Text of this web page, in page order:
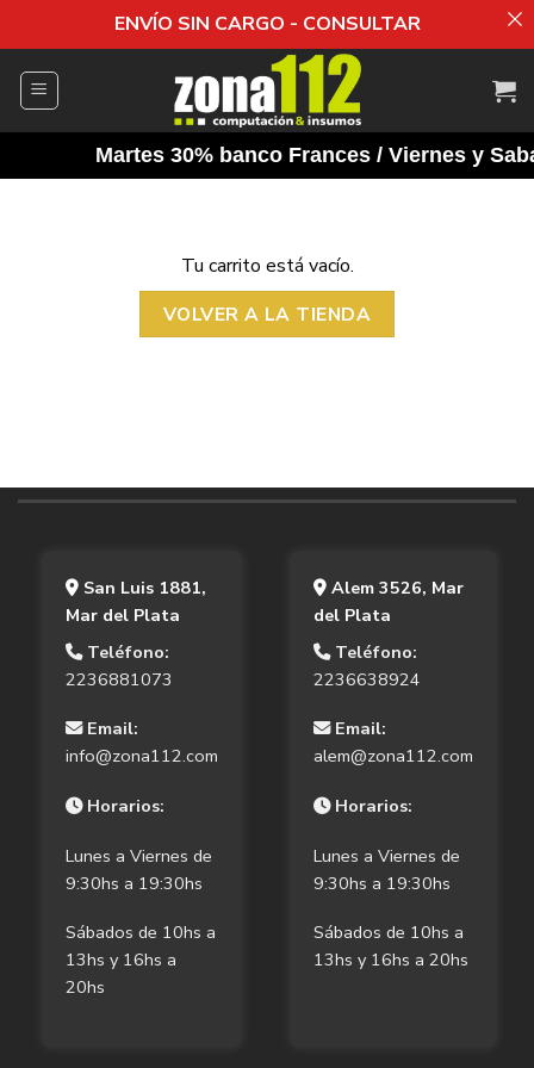
ENVÍO SIN CARGO - CONSULTAR
Martes 30% banco Frances / Viernes y
Tu carrito está vacío.
VOLVER A LA TIENDA
San Luis 1881,
Mar del Plata
Teléfono:
2236881073
Email:
info@zona112.com
Horarios:
Lunes a Viernes de
9:30hs a 19:30hs
Sábados de 10hs a
13hs y 16hs a
20hs
Alem 3526, Mar
del Plata
Teléfono:
2236638924
Email:
alem@zona112.com
Horarios:
Lunes a Viernes de
9:30hs a 19:30hs
Sábados de 10hs a
13hs y 16hs a 20hs